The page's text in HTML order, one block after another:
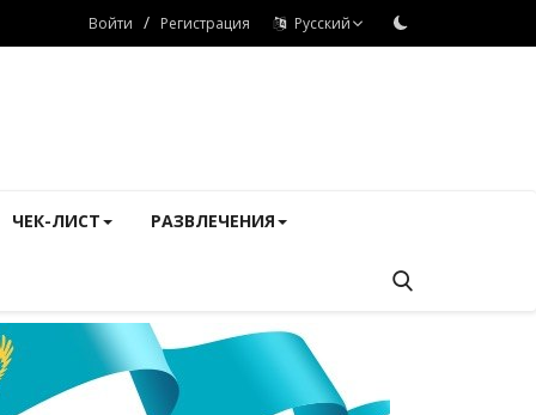
Войти / Регистрация Русский
ЧЕК-ЛИСТ РАЗВЛЕЧЕНИЯ